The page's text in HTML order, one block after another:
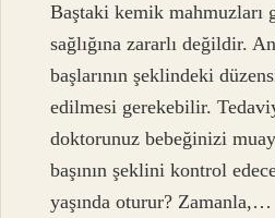
Baştaki kemik mahmuzları
sağlığına zararlı değildir.
başlarının şeklindeki
edilmesi gerekebilir.
doktorunuz bebeğinizi
başının şeklini kontrol
yaşında oturur? Zamanla,…